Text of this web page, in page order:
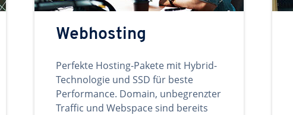
Webhosting
Perfekte Hosting-Pakete mit Hybrid-
Technologie und SSD für beste
Performance. Domain, unbegrenzter
Traffic und Webspace sind bereits